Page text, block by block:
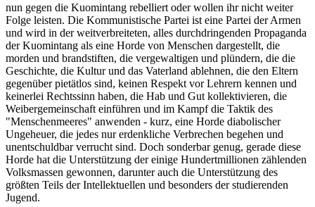
nun gegen die Kuomintang rebelliert oder wollen ihr nicht weiter
Folge leisten. Die Kommunistische Partei ist eine Partei der Armen
und wird in der weitverbreiteten, alles durchdringenden Propaganda
der Kuomintang als eine Horde von Menschen dargestellt, die
morden und brandstiften, die vergewaltigen und plündern, die die
Geschichte, die Kultur und das Vaterland ablehnen, die den Eltern
gegenüber pietätlos sind, keinen Respekt vor Lehrern kennen und
keinerlei Rechtssinn haben, die Hab und Gut kollektivieren, die
Weibergemeinschaft einführen und im Kampf die Taktik des
"Menschenmeeres" anwenden - kurz, eine Horde diabolischer
Ungeheuer, die jedes nur erdenkliche Verbrechen begehen und
unentschuldbar verrucht sind. Doch sonderbar genug, gerade diese
Horde hat die Unterstützung der einige Hundertmillionen zählenden
Volksmassen gewonnen, darunter auch die Unterstützung des
größten Teils der Intellektuellen und besonders der studierenden
Jugend.